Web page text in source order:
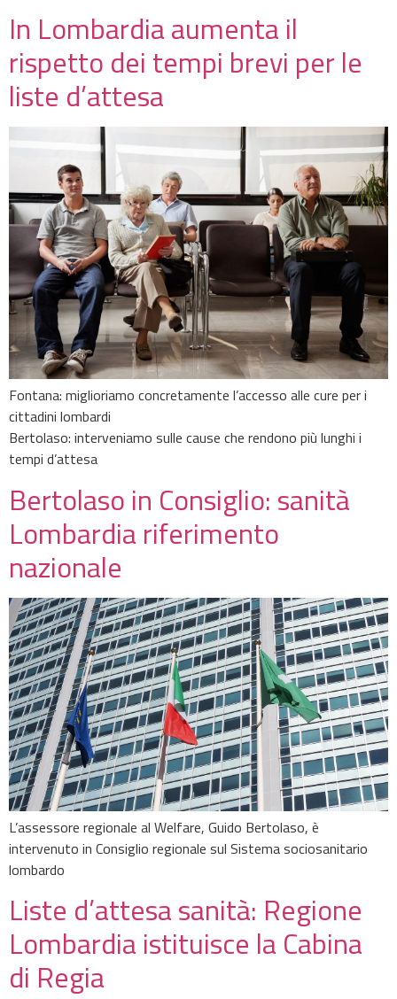
In Lombardia aumenta il
rispetto dei tempi brevi per le
liste d’attesa
Fontana: miglioriamo concretamente l’accesso alle cure per i
cittadini lombardi
Bertolaso: interveniamo sulle cause che rendono più lunghi i
tempi d’attesa
Bertolaso in Consiglio: sanità
Lombardia riferimento
nazionale
L’assessore regionale al Welfare, Guido Bertolaso, è
intervenuto in Consiglio regionale sul Sistema sociosanitario
lombardo
Liste d’attesa sanità: Regione
Lombardia istituisce la Cabina
di Regia